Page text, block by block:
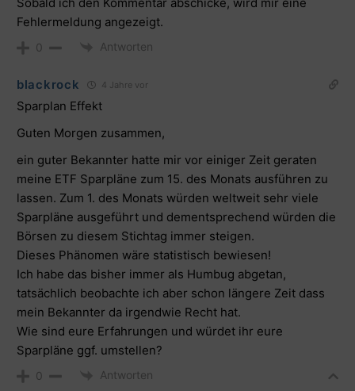
Fehlermeldung angezeigt.
0 Antworten
blackrock 4 Jahre vor
Sparplan Effekt
Guten Morgen zusammen,
ein guter Bekannter hatte mir vor einiger Zeit geraten
meine ETF Sparpläne zum 15. des Monats ausführen zu
lassen. Zum 1. des Monats würden weltweit sehr viele
Sparpläne ausgeführt und dementsprechend würden die
Börsen zu diesem Stichtag immer steigen.
Dieses Phänomen wäre statistisch bewiesen!
Ich habe das bisher immer als Humbug abgetan,
tatsächlich beobachte ich aber schon längere Zeit dass
mein Bekannter da irgendwie Recht hat.
Wie sind eure Erfahrungen und würdet ihr eure
Sparpläne ggf. umstellen?
0 Antworten